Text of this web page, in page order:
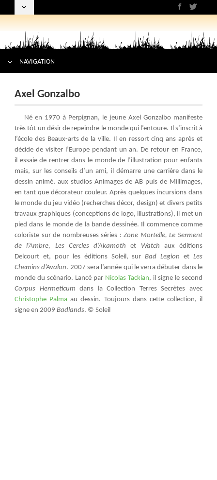
NAVIGATION
Axel Gonzalbo
Né en 1970 à Perpignan, le jeune Axel Gonzalbo manifeste
très tôt un désir de repeindre le monde qui l’entoure. Il s’inscrit à
l’école des Beaux-arts de la ville. Il en ressort cinq ans après et
décide de visiter l’Europe pendant un an. De retour en France,
il essaie de rentrer dans le monde de l’illustration pour enfants
mais, sur les conseils d’un ami, il démarre une carrière dans le
dessin animé, aux studios Animages de AB puis de Millimages,
en tant que décorateur couleur. Après quelques incursions dans
le monde du jeu vidéo (recherches décor, design) et divers petits
travaux graphiques (conceptions de logo, illustrations), il met un
pied dans le monde de la bande dessinée. Il commence comme
coloriste sur de nombreuses séries :Zone Mortelle, Le Serment
de l’Ambre, Les Cercles d’Akamoth et Watch aux éditions
Delcourt et, pour les éditions Soleil, surBad Legion etLes
Chemins d’Avalon. 2007 sera l’année qui le verra débuter dans le
monde du scénario. Lancé par Nicolas Tackian, il signe le second
Corpus Hermeticum dans la Collection Terres Secrètes avec
Christophe Palma au dessin. Toujours dans cette collection, il
signe en 2009 Badlands. © Soleil